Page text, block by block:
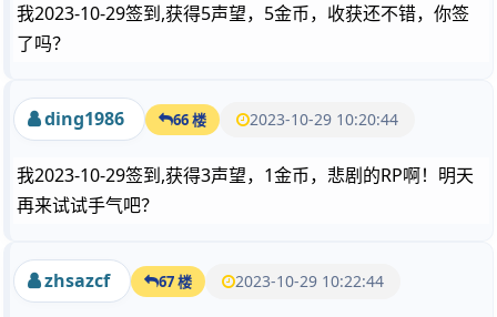
我2023-10-29签到,获得5声望，5金币，收获还不错，你签
了吗？
ding1986 66 楼 2023-10-29 10:20:44
我2023-10-29签到,获得3声望，1金币，悲剧的RP啊！明天
再来试试手气吧？
zhsazcf 67 楼 2023-10-29 10:22:44